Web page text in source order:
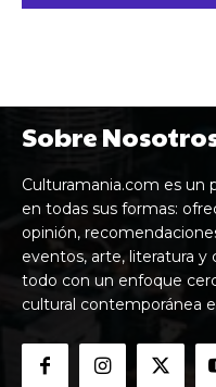
Sobre
Culturamania.com es un
en todas sus formas:
opinión,
eventos, arte, literatura y
todo con un enfoque
cultural contemporánea